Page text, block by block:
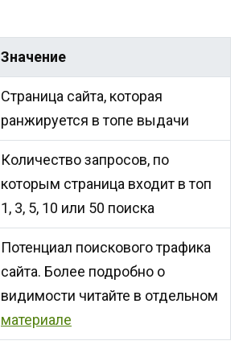
Значение
Страница сайта, которая
ранжируется в топе выдачи
Количество запросов, по
которым страница входит в топ
1, 3, 5, 10 или 50 поиска
Потенциал поискового трафика
сайта. Более подробно о
видимости читайте в отдельном
материале